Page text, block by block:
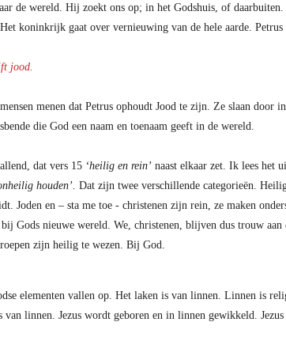
de wereld. Hij zoekt ons op; in het Godshuis, of daarbuiten.
Het koninkrijk gaat over vernieuwing van de hele aarde. Petrus
jood.
menen dat Petrus ophoudt Jood te zijn. Ze slaan
die God een naam en toenaam geeft in de wereld.
dat vers 15 ‘heilig en rein’ naast elkaar zet. Ik lees het
houden’. Dat zijn twee verschillende categorieën.
Joden en – sta me toe - christenen zijn rein, ze maken
Gods nieuwe wereld. We, christenen, blijven dus trouw
zijn heilig te wezen. Bij God.
elementen vallen op. Het laken is van linnen. Linnen is
van linnen. Jezus wordt geboren en in linnen gewikkeld.